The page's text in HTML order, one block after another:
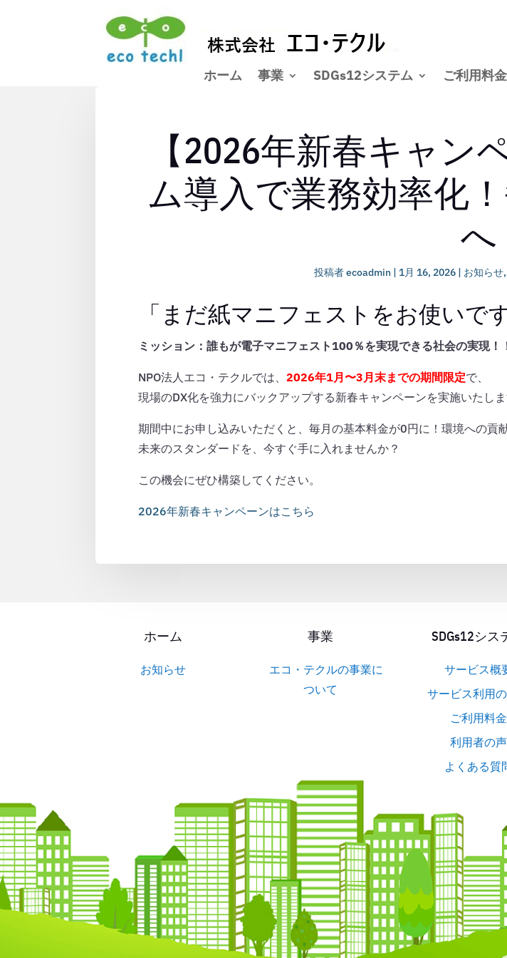
ホーム 事業 SDGs12システム ご利用料金
【2026年新春キャン
ム導入で業務効率化
へ
投稿者ecoadmin | 1月 16, 2026| お知らせ,
「まだ紙マニフェストをお使いで
ミッション：誰もが電子マニフェスト100％を実現できる社会の実現！
NPO法人エコ・テクルでは、2026年1月〜3月末までの期間限定で、
現場のDX化を強力にバックアップする新春キャンペーンを実施いたしま
期間中にお申し込みいただくと、毎月の基本料金が0円に！環境への貢
未来のスタンダードを、今すぐ手に入れませんか？
この機会にぜひ構築してください。
2026年新春キャンペーンはこちら
ホーム
お知らせ
事業
エコ・テクルの事業に
ついて
SDGs12シス
サービス概
サービス利用
ご利用料金
利用者の声
よくある質